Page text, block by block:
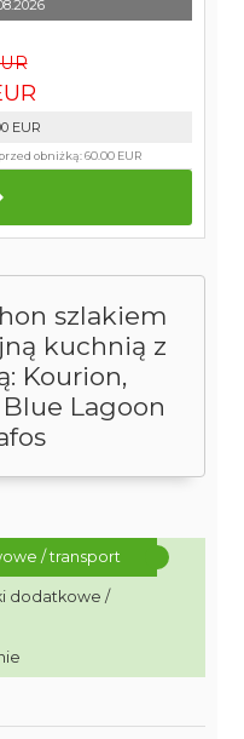
szlakiem
kuchnią z
Kourion,
Lagoon
/ transport
dodatkowe /
EUR
obniżką:60.00 EUR